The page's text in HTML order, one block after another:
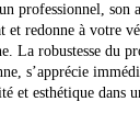
professionnel, son
et redonne à votre
La robustesse du
s’apprécie
et esthétique dans